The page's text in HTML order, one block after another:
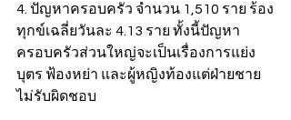
4. ปัญหาครอบครัว จำนวน 1,510 ราย ร้อง
ทุกข์เฉลี่ยวันละ 4.13 ราย ทั้งนี้ปัญหา
ครอบครัวส่วนใหญ่จะเป็นเรื่องการแย่ง
บุตร ฟ้องหย่า และผู้หญิงท้องแต่ฝ่ายชาย
ไม่รับผิดชอบ